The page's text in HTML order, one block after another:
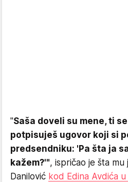
"Saša doveli su mene, ti
potpisuješ ugovor koji si
predsendniku: 'Pa šta ja
kažem?'", ispričao je šta
Danilović kod Edina Avdića